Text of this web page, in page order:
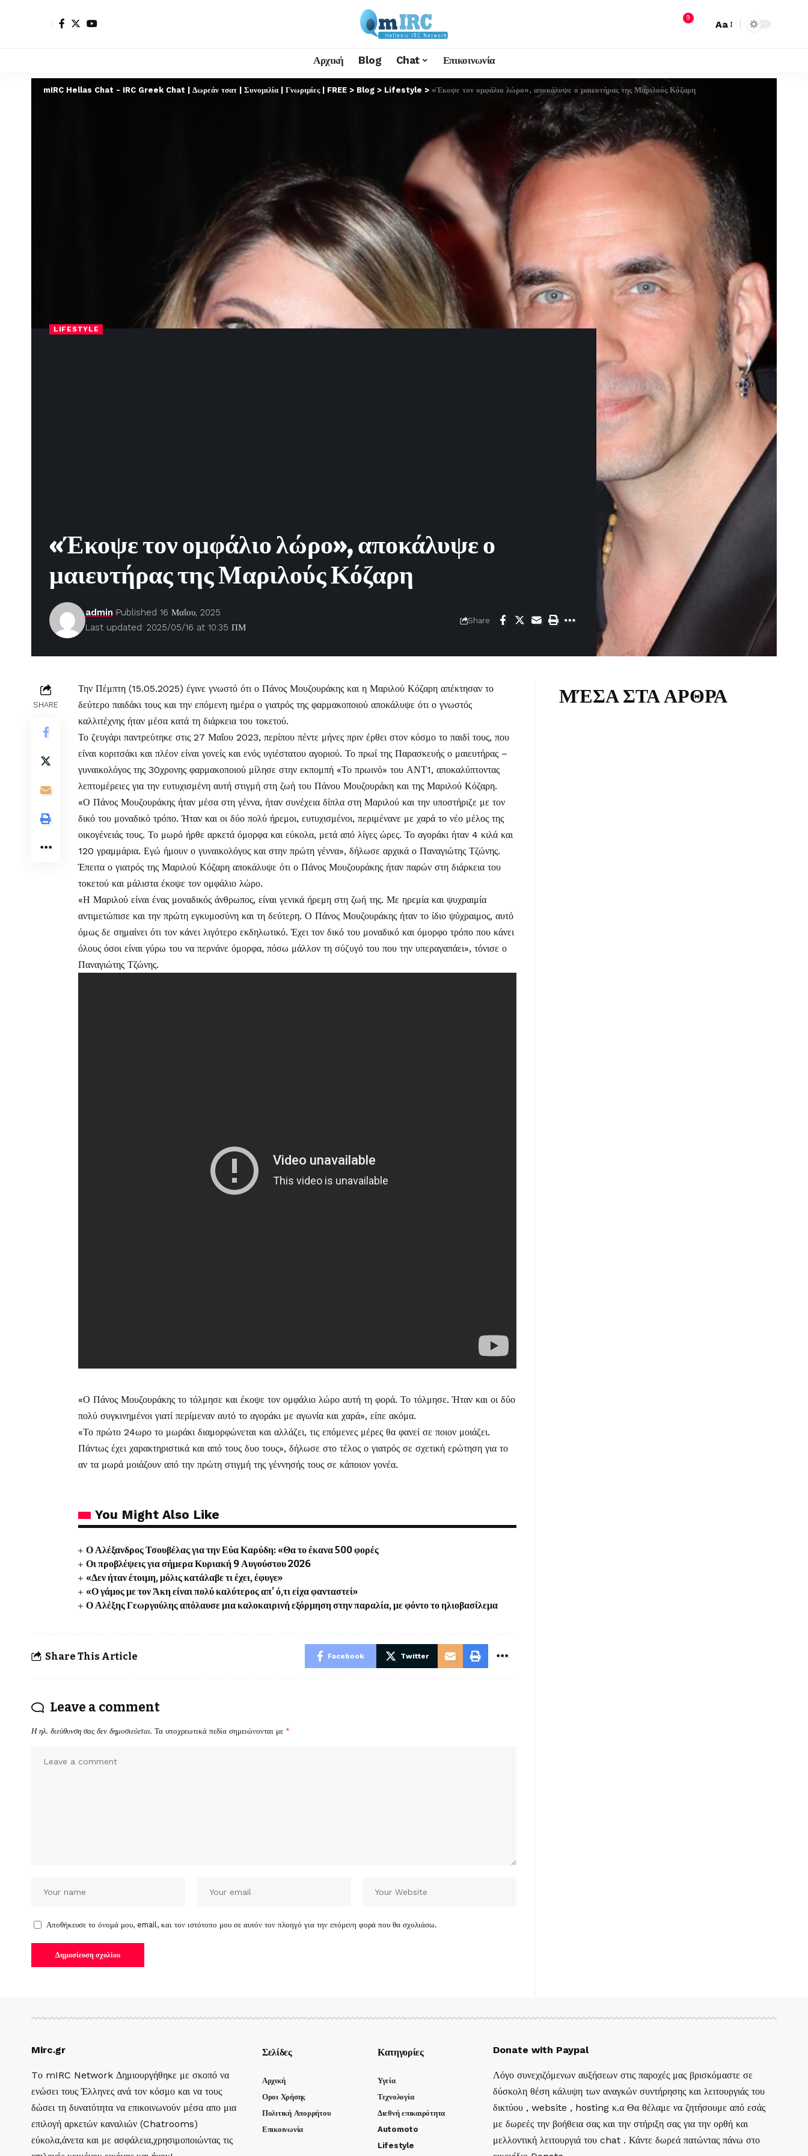
9
Aa
Αρχική Blog Chat Επικοινωνία
mIRC Hellas Chat - IRC Greek Chat | Δωρεάν τσατ | Συνομιλία | Γνωριμίες | FREE > Blog > Lifestyle > «Έκοψε τον ομφάλιο λώρο», αποκάλυψε ο μαιευτήρας της Μαριλούς Κόζαρη
LIFESTYLE
«Έκοψε τον ομφάλιο λώρο», αποκάλυψε ο
μαιευτήρας της Μαριλούς Κόζαρη
Last updated: 2025/05/16 at 10:35 ΠΜ
admin Published 16 Μαΐου, 2025
Share
SHARE
Την Πέμπτη (15.05.2025) έγινε γνωστό ότι ο Πάνος Μουζουράκης και η Μαριλού Κόζαρη απέκτησαν το
δεύτερο παιδάκι τους και την επόμενη ημέρα ο γιατρός της φαρμακοποιού αποκάλυψε ότι ο γνωστός
καλλιτέχνης ήταν μέσα κατά τη διάρκεια του τοκετού.
Το ζευγάρι παντρεύτηκε στις 27 Μαΐου 2023, περίπου πέντε μήνες πριν έρθει στον κόσμο το παιδί τους, που
είναι κοριτσάκι και πλέον είναι γονείς και ενός υγιέστατου αγοριού. Το πρωί της Παρασκευής ο μαιευτήρας –
γυναικολόγος της 30χρονης φαρμακοποιού μίλησε στην εκπομπή «Το πρωινό» του ΑΝΤ1, αποκαλύπτοντας
λεπτομέρειες για την ευτυχισμένη αυτή στιγμή στη ζωή του Πάνου Μουζουράκη και της Μαριλού Κόζαρη.
«Ο Πάνος Μουζουράκης ήταν μέσα στη γέννα, ήταν συνέχεια δίπλα στη Μαριλού και την υποστήριζε με τον
δικό του μοναδικό τρόπο. Ήταν και οι δύο πολύ ήρεμοι, ευτυχισμένοι, περιμένανε με χαρά το νέο μέλος της
οικογένειάς τους. Το μωρό ήρθε αρκετά όμορφα και εύκολα, μετά από λίγες ώρες. Το αγοράκι ήταν 4 κιλά και
120 γραμμάρια. Εγώ ήμουν ο γυναικολόγος και στην πρώτη γέννα», δήλωσε αρχικά ο Παναγιώτης Τζώνης.
Έπειτα ο γιατρός της Μαριλού Κόζαρη αποκάλυψε ότι ο Πάνος Μουζουράκης ήταν παρών στη διάρκεια του
τοκετού και μάλιστα έκοψε τον ομφάλιο λώρο.
«Η Μαριλού είναι ένας μοναδικός άνθρωπος, είναι γενικά ήρεμη στη ζωή της. Με ηρεμία και ψυχραιμία
αντιμετώπισε και την πρώτη εγκυμοσύνη και τη δεύτερη. Ο Πάνος Μουζουράκης ήταν το ίδιο ψύχραιμος, αυτό
όμως δε σημαίνει ότι τον κάνει λιγότερο εκδηλωτικό. Έχει τον δικό του μοναδικό και όμορφο τρόπο που κάνει
όλους όσοι είναι γύρω του να περνάνε όμορφα, πόσω μάλλον τη σύζυγό του που την υπεραγαπάει», τόνισε ο
Παναγιώτης Τζώνης.
«Ο Πάνος Μουζουράκης το τόλμησε και έκοψε τον ομφάλιο λώρο αυτή τη φορά. Το τόλμησε. Ήταν και οι δύο
πολύ συγκινημένοι γιατί περίμεναν αυτό το αγοράκι με αγωνία και χαρά», είπε ακόμα.
«Το πρώτο 24ωρο το μωράκι διαμορφώνεται και αλλάζει, τις επόμενες μέρες θα φανεί σε ποιον μοιάζει.
Πάντως έχει χαρακτηριστικά και από τους δυο τους», δήλωσε στο τέλος ο γιατρός σε σχετική ερώτηση για το
αν τα μωρά μοιάζουν από την πρώτη στιγμή της γέννησής τους σε κάποιον γονέα.
You Might Also Like
Ο Αλέξανδρος Τσουβέλας για την Εύα Καρύδη: «Θα το έκανα 500 φορές
Οι προβλέψεις για σήμερα Κυριακή 9 Αυγούστου 2026
«Δεν ήταν έτοιμη, μόλις κατάλαβε τι έχει, έφυγε»
«Ο γάμος με τον Άκη είναι πολύ καλύτερος απ’ ό,τι είχα φανταστεί»
Ο Αλέξης Γεωργούλης απόλαυσε μια καλοκαιρινή εξόρμηση στην παραλία, με φόντο το ηλιοβασίλεμα
Share This Article Facebook Twitter
Leave a comment
Η ηλ. διεύθυνση σας δεν δημοσιεύεται. Τα υποχρεωτικά πεδία σημειώνονται με *
Αποθήκευσε το όνομά μου, email, και τον ιστότοπο μου σε αυτόν τον πλοηγό για την επόμενη φορά που θα σχολιάσω.
ΜΈΣΑ ΣΤΑ ΑΡΘΡΑ
Mirc.gr
Tο mIRC Network Δημιουργήθηκε με σκοπό να
ενώσει τους Έλληνες ανά τον κόσμο και να τους
δώσει τη δυνατότητα να επικοινωνούν μέσα απο μια
επιλογή αρκετών καναλιών (Chatrooms)
εύκολα,άνετα και με ασφάλεια,χρησιμοποιώντας τις
Σελίδες
Αρχική
Οροι Χρήσης
Πολιτική Απορρήτου
Επικοινωνία
Κατηγορίες
Υγεία
Τεχνολογία
Διεθνή επικαιρότητα
Automoto
Lifestyle
Donate with Paypal
Λόγο συνεχιζόμενων αυξήσεων στις παροχές μας βρισκόμαστε σε
δύσκολη θέση κάλυψη των αναγκών συντήρησης και λειτουργιάς του
δικτύου , website , hosting κ.α Θα θέλαμε να ζητήσουμε από εσάς
με δωρεές την βοήθεια σας και την στήριξη σας για την ορθή και
μελλοντική λειτουργιά του chat . Κάντε δωρεά πατώντας πάνω στο